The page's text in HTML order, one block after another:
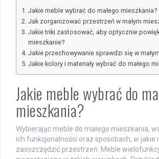
Jakie meble wybrać do małego mieszkania?
Jak zorganizować przestrzeń w małym
Jakie triki zastosować, aby optycznie
mieszkanie?
Jakie przechowywanie sprawdzi się w
Jakie kolory i materiały wybrać do małego
Jakie meble wybrać do
mieszkania?
Wybierając meble do małego mieszkania,
ich funkcjonalności oraz sposobach, w jakie
zaoszczędzić przestrzeń. Meble